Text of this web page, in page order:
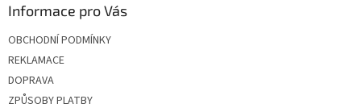
Informace pro Vás
OBCHODNÍ PODMÍNKY
REKLAMACE
DOPRAVA
ZPŮSOBY PLATBY